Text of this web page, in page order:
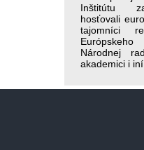
Inštitútu
hosťovali
tajomníci
Národnej
akademici i